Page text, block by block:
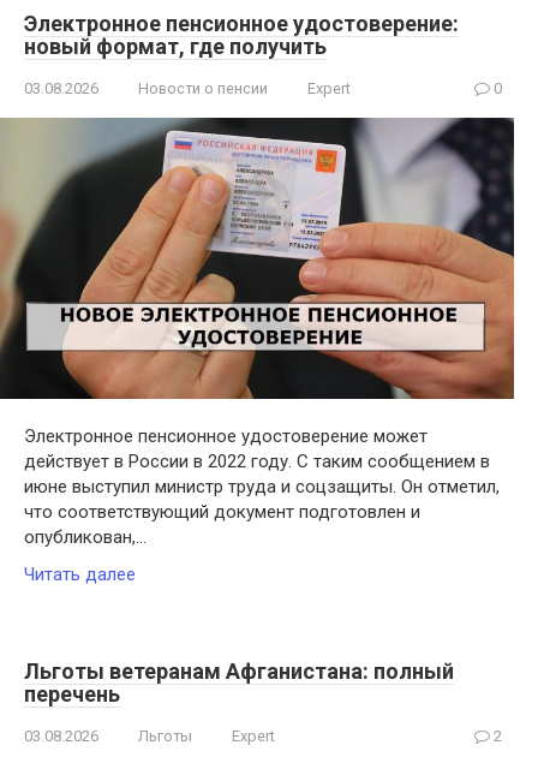
Электронное пенсионное удостоверение:
новый формат, где получить
03.08.2026 Новости о пенсии Expert 0
Электронное пенсионное удостоверение может
действует в России в 2022 году. С таким сообщением в
июне выступил министр труда и соцзащиты. Он отметил,
что соответствующий документ подготовлен и
опубликован,…
Читать далее
Льготы ветеранам Афганистана: полный
перечень
03.08.2026 Льготы Expert 2